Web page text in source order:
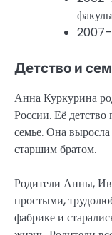
Детство и
Анна Куркурина
России. Её
семье. Она
старшим братом.
Родители Анны,
простыми,
фабрике и